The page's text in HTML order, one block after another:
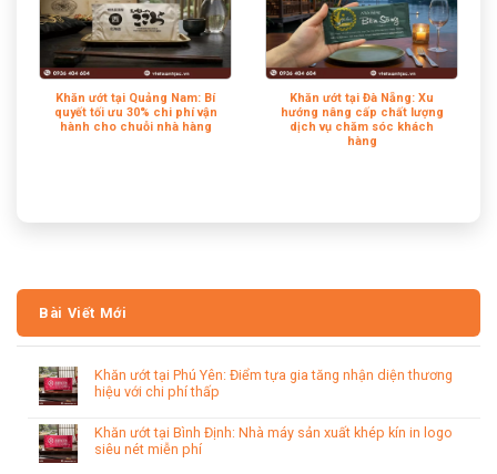
Khăn ướt tại Quảng Nam: Bí
quyết tối ưu 30% chi phí vận
hành cho chuỗi nhà hàng
Khăn ướt tại Đà Nẵng: Xu
hướng nâng cấp chất lượng
dịch vụ chăm sóc khách
hàng
Bài Viết Mới
Khăn ướt tại Phú Yên: Điểm tựa gia tăng nhận diện thương
hiệu với chi phí thấp
Khăn ướt tại Bình Định: Nhà máy sản xuất khép kín in logo
siêu nét miễn phí